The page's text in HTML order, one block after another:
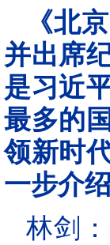
《北
并出席
是习近
最多的
领新时
一步介
林剑